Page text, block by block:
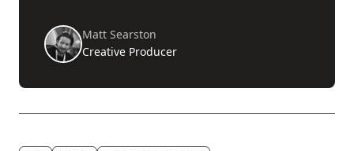
Matt Searston
Creative Producer